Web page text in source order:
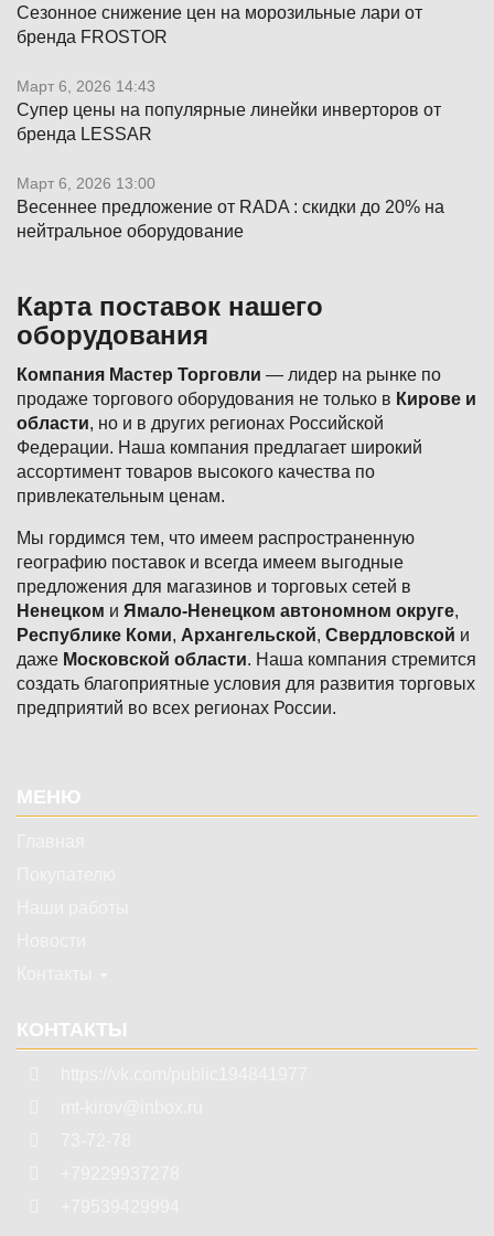
Сезонное снижение цен на морозильные лари от
бренда FROSTOR
Март 6, 2026 14:43
Супер цены на популярные линейки инверторов от
бренда LESSAR
Март 6, 2026 13:00
Весеннее предложение от RADA : скидки до 20% на
нейтральное оборудование
Карта поставок нашего
оборудования
Компания Мастер Торговли — лидер на рынке по
продаже торгового оборудования не только в Кирове и
области, но и в других регионах Российской
Федерации. Наша компания предлагает широкий
ассортимент товаров высокого качества по
привлекательным ценам.
Мы гордимся тем, что имеем распространенную
географию поставок и всегда имеем выгодные
предложения для магазинов и торговых сетей в
Ненецком и Ямало-Ненецком автономном округе,
Республике Коми, Архангельской, Свердловской и
даже Московской области. Наша компания стремится
создать благоприятные условия для развития торговых
предприятий во всех регионах России.
МЕНЮ
КОНТАКТЫ